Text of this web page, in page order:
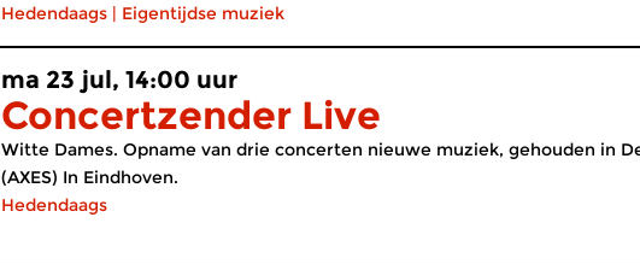
Hedendaags | Eigentijdse muziek
ma 23 jul, 14:00 uur
Concertzender Live
Witte Dames. Opname van drie concerten nieuwe muziek, gehouden in
(AXES) In Eindhoven.
Hedendaags